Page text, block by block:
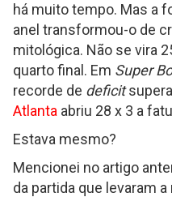
há muito tempo. Mas a
anel transformou-o de
mitológica. Não se vira
quarto final. Em Super
recorde de deficit
Atlanta abriu 28 x 3 a
Estava mesmo?
Mencionei no artigo
da partida que levaram